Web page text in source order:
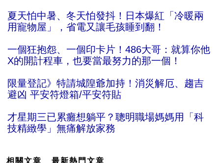
夏天怕中暑、冬天怕發抖！日本爆紅「冷暖兩
用寵物屋」，省電又讓毛孩睡到翻！
一個狂抱怨、一個印卡片！486大哥：就算你他
X的開計程車，也要當最努力的那一個！
限量登記》特請城隍爺加持！消災解厄、趨吉
避凶 平安符燈箱/平安符貼
才星期三已累癱想躺平？聰明職場媽媽用「科
技精緻學」無痛解放家務
相關文章 最新熱門文章